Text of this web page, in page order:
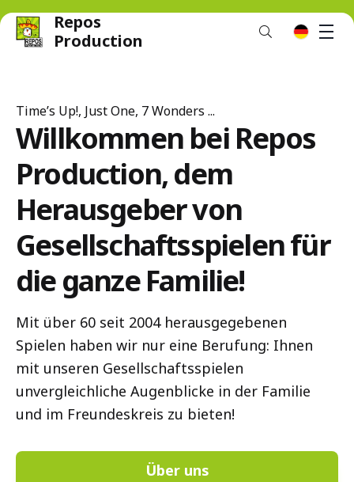
Repos
Production
de
Time’s Up!, Just One, 7 Wonders ...
Willkommen bei Repos
Production, dem
Herausgeber von
Gesellschaftsspielen für
die ganze Familie!
Mit über 60 seit 2004 herausgegebenen
Spielen haben wir nur eine Berufung: Ihnen
mit unseren Gesellschaftsspielen
unvergleichliche Augenblicke in der Familie
und im Freundeskreis zu bieten!
Über uns